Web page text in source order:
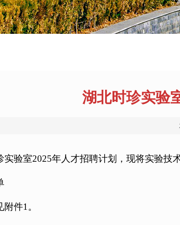
湖北时珍实验
实验室2025年人才招聘计划，现将实验技
件1。